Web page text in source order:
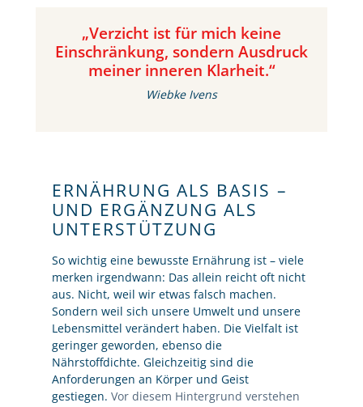
„Verzicht ist für mich keine
Einschränkung, sondern Ausdruck
meiner inneren Klarheit.“
Wiebke Ivens
ERNÄHRUNG ALS BASIS –
UND ERGÄNZUNG ALS
UNTERSTÜTZUNG
So wichtig eine bewusste Ernährung ist – viele
merken irgendwann: Das allein reicht oft nicht
aus. Nicht, weil wir etwas falsch machen.
Sondern weil sich unsere Umwelt und unsere
Lebensmittel verändert haben. Die Vielfalt ist
geringer geworden, ebenso die
Nährstoffdichte. Gleichzeitig sind die
Anforderungen an Körper und Geist
gestiegen. Vor diesem Hintergrund verstehen